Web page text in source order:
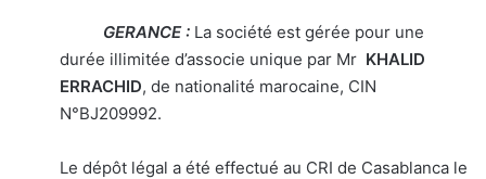
GERANCE : La société est gérée pour une
durée illimitée d’associe unique par Mr KHALID
ERRACHID, de nationalité marocaine, CIN
N°BJ209992.
Le dépôt légal a été effectué au CRI de Casablanca le